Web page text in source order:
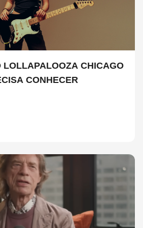
LOLLAPALOOZA CHICAGO
CONHECER